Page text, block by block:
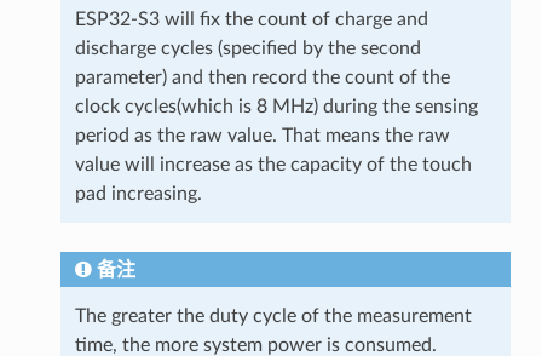
ESP32-S3 will fix the count of charge and
discharge cycles (specified by the second
parameter) and then record the count of the
clock cycles(which is 8 MHz) during the sensing
period as the raw value. That means the raw
value will increase as the capacity of the touch
pad increasing.
备注
The greater the duty cycle of the measurement
time, the more system power is consumed.